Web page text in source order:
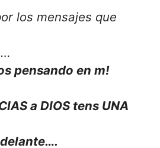
los mensajes que
pensando en m!
a DIOS tens UNA